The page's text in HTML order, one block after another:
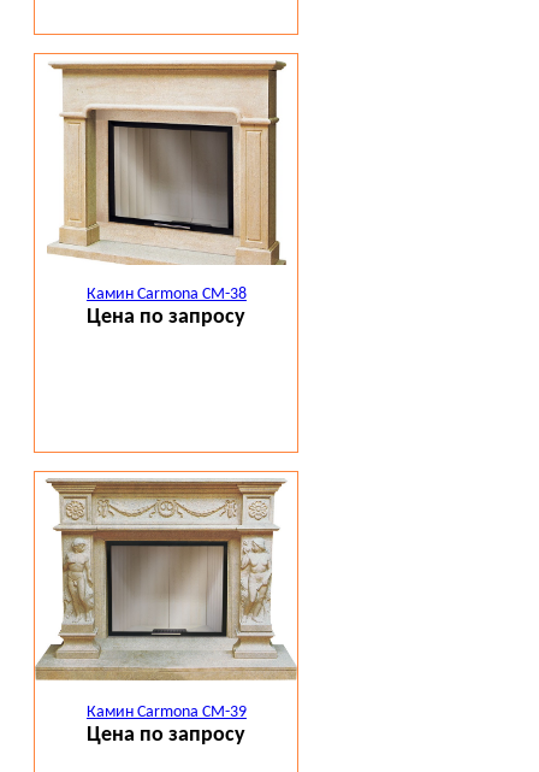
Камин Carmona CM-38
Цена по запросу
Камин Carmona CM-39
Цена по запросу